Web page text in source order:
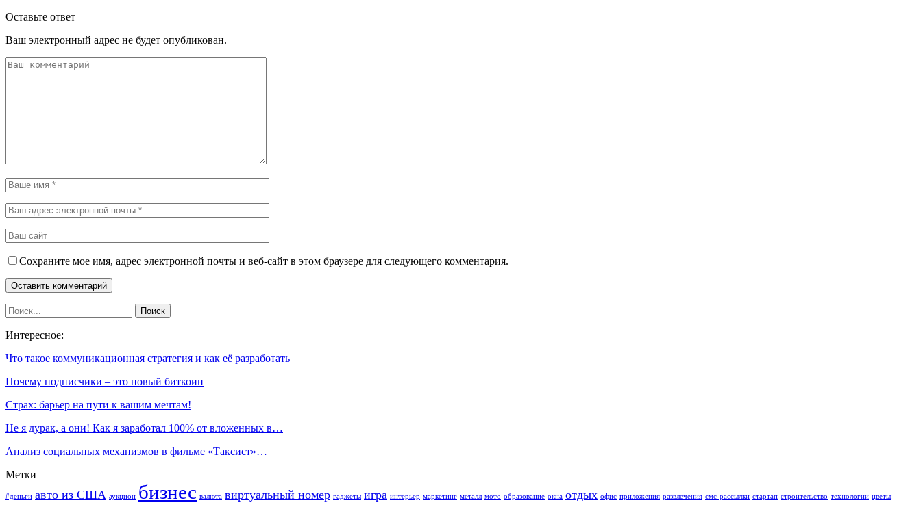
Оставьте ответ
Ваш электронный адрес не будет опубликован.
Сохраните мое имя, адрес электронной почты и веб-сайт в этом браузере для следующего комментария.
Интересное:
Что такое коммуникационная стратегия и как её разработать
Почему подписчики – это новый биткоин
Страх: барьер на пути к вашим мечтам!
Не я дурак, а они! Как я заработал 100% от вложенных в…
Анализ социальных механизмов в фильме «Таксист»…
Метки
#деньги авто из США аукцион бизнес валюта виртуальный номер гаджеты игра интерьер маркетинг металл мото образование окна отдых офис приложения развлечения смс-рассылки стартап строительство технологии цветы